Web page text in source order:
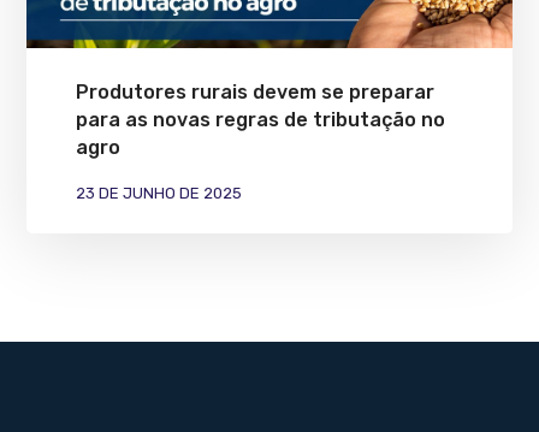
Produtores rurais devem se preparar
para as novas regras de tributação no
agro
23 DE JUNHO DE 2025